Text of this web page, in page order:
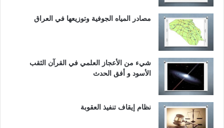
مصادر المياه الجوفية وتوزيعها في العراق
شيء من الأعجاز العلمي في القرآن الثقب
الأسود و أفق الحدث
نظام إيقاف تنفيذ العقوبة